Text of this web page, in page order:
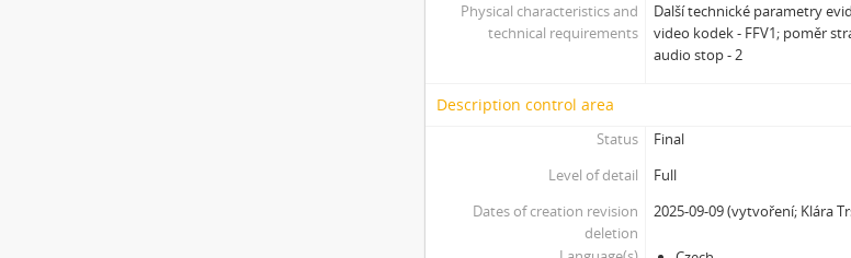
Physical characteristics and
technical requirements
Další technické parametry
video kodek - FFV1; poměr
audio stop - 2
Description control area
Status
Final
Level of detail
Full
Dates of creation revision
deletion
2025-09-09 (vytvoření; Klára